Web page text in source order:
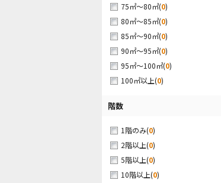
75㎡～80㎡(0)
80㎡～85㎡(0)
85㎡～90㎡(0)
90㎡～95㎡(0)
95㎡～100㎡(0)
100㎡以上(0)
階数
1階のみ(0)
2階以上(0)
5階以上(0)
10階以上(0)